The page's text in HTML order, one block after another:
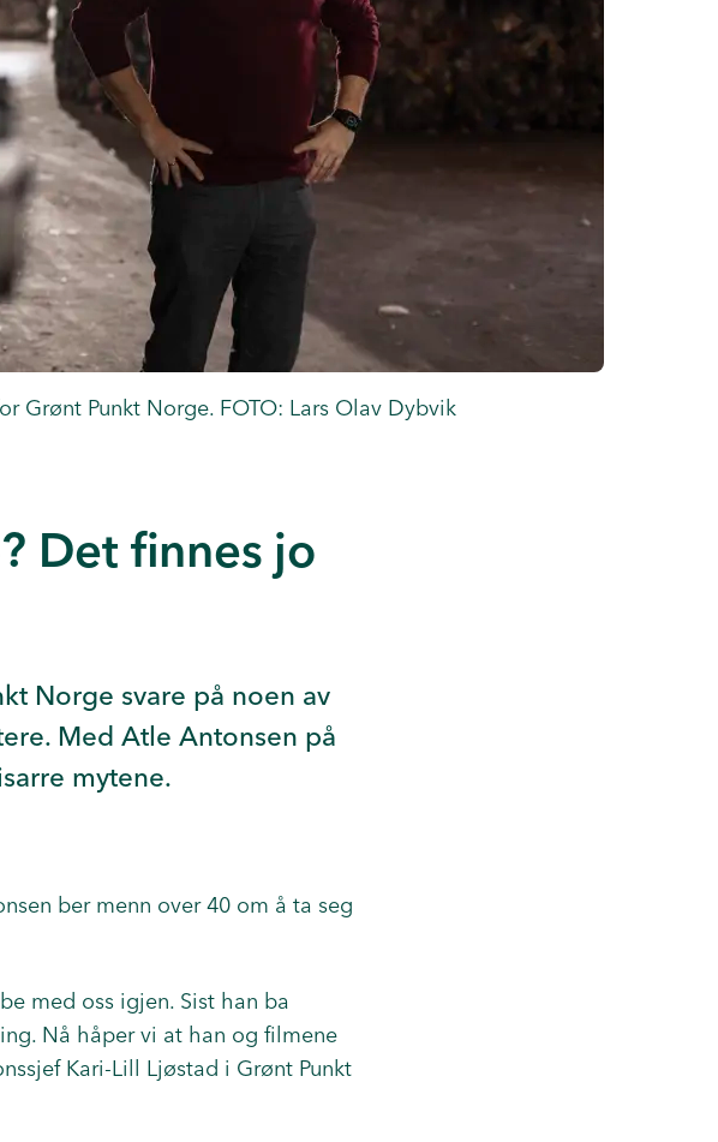
Grønt Punkt Norge. FOTO: Lars Olav Dybvik
Det finnes jo
Norge svare på noen av
Med Atle Antonsen på
mytene.
ber menn over 40 om å ta seg
med oss igjen. Sist han ba
Nå håper vi at han og filmene
Kari-Lill Ljøstad i Grønt Punkt